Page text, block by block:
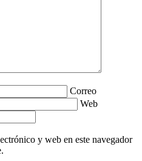
Correo
Web
y web en este navegador